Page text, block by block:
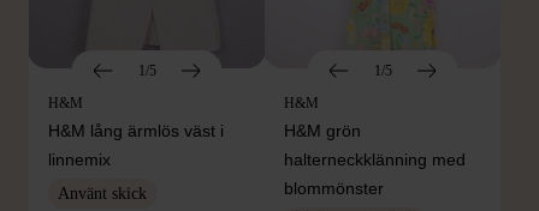
1/5
H&M
H&M lång ärmlös väst i
linnemix
Använt skick
1/5
H&M
H&M grön
halterneckklänning med
blommönster